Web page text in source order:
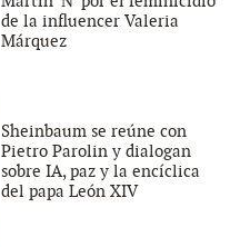
de la influencer Valeria
Márquez
Sheinbaum se reúne con
Pietro Parolin y dialogan
sobre IA, paz y la encíclica
del papa León XIV